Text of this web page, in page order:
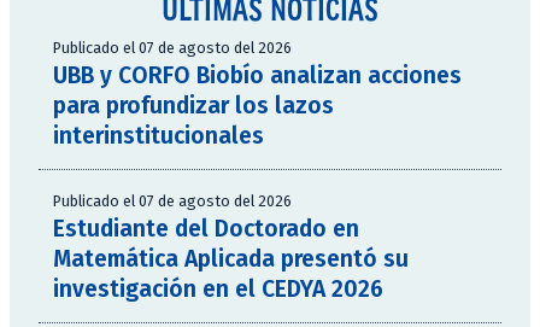
ÚLTIMAS NOTICIAS
Publicado el 07 de agosto del 2026
UBB y CORFO Biobío analizan acciones
para profundizar los lazos
interinstitucionales
Publicado el 07 de agosto del 2026
Estudiante del Doctorado en
Matemática Aplicada presentó su
investigación en el CEDYA 2026